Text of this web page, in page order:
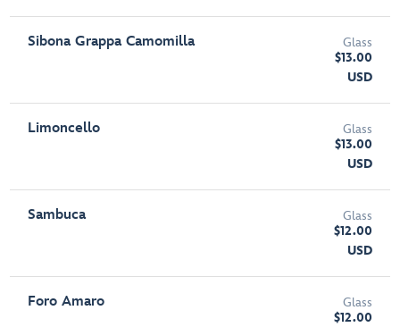
Sibona Grappa Camomilla
Glass
$13.00
USD
Limoncello
Glass
$13.00
USD
Sambuca
Glass
$12.00
USD
Foro Amaro
Glass
$12.00